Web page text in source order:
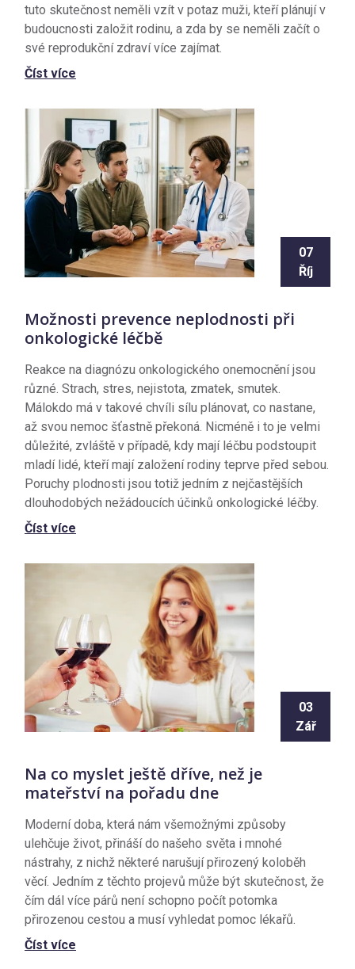
tuto skutečnost neměli vzít v potaz muži, kteří plánují v
budoucnosti založit rodinu, a zda by se neměli začít o
své reprodukční zdraví více zajímat.
Číst více
07
Říj
Možnosti prevence neplodnosti při
onkologické léčbě
Reakce na diagnózu onkologického onemocnění jsou
různé. Strach, stres, nejistota, zmatek, smutek.
Málokdo má v takové chvíli sílu plánovat, co nastane,
až svou nemoc šťastně překoná. Nicméně i to je velmi
důležité, zvláště v případě, kdy mají léčbu podstoupit
mladí lidé, kteří mají založení rodiny teprve před sebou.
Poruchy plodnosti jsou totiž jedním z nejčastějších
dlouhodobých nežádoucích účinků onkologické léčby.
Číst více
03
Zář
Na co myslet ještě dříve, než je
mateřství na pořadu dne
Moderní doba, která nám všemožnými způsoby
ulehčuje život, přináší do našeho světa i mnohé
nástrahy, z nichž některé narušují přirozený koloběh
věcí. Jedním z těchto projevů může být skutečnost, že
čím dál více párů není schopno počít potomka
přirozenou cestou a musí vyhledat pomoc lékařů.
Číst více